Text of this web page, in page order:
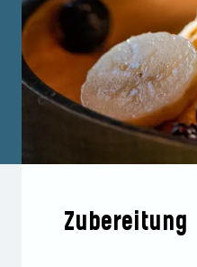
Zubereitung